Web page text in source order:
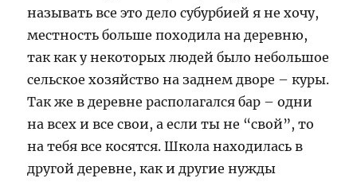
называть все это дело субурбией я не хочу,
местность больше походила на деревню,
так как у некоторых людей было небольшое
сельское хозяйство на заднем дворе – куры.
Так же в деревне располагался бар – одни
на всех и все свои, а если ты не “свой”, то
на тебя все косятся. Школа находилась в
другой деревне, как и другие нужды